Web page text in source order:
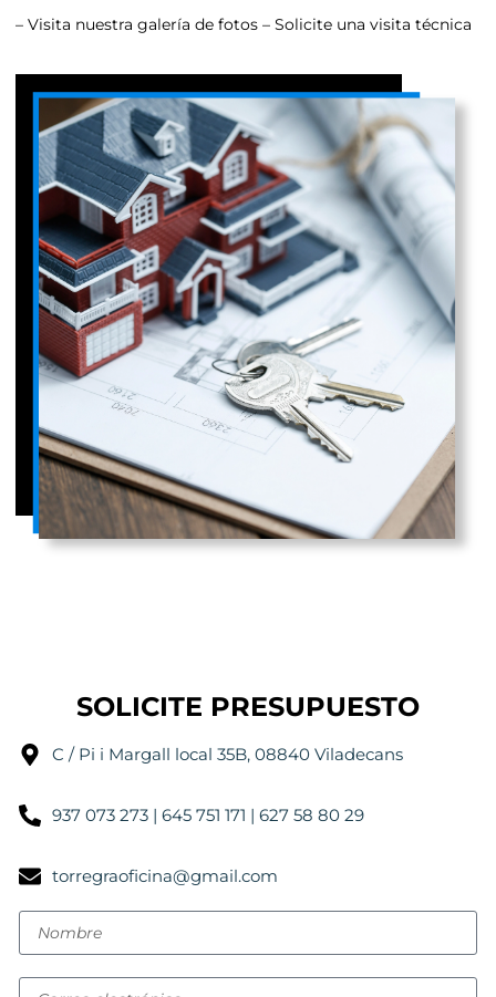
– Visita nuestra galería de fotos – Solicite una visita técnica
SOLICITE PRESUPUESTO
C / Pi i Margall local 35B, 08840 Viladecans
937 073 273 | 645 751 171 | 627 58 80 29
torregraoficina@gmail.com